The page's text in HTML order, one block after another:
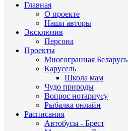
Главная
О проекте
Наши авторы
Эксклюзив
Персона
Проекты
Многогранная Беларусь
Карусель
Школа мам
Чудо природы
Вопрос нотариусу
Рыбалка онлайн
Расписания
Автобусы - Брест